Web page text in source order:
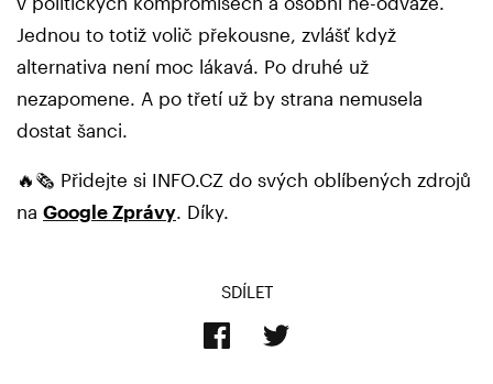
Jednou to totiž volič překousne, zvlášť když
alternativa není moc lákavá. Po druhé už
nezapomene. A po třetí už by strana nemusela
dostat šanci.
🔥🗞️ Přidejte si INFO.CZ do svých oblíbených zdrojů
na Google Zprávy . Díky.
SDÍLET